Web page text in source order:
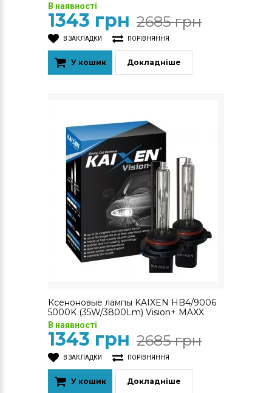
В наявності
1343 грн 2685 грн
В ЗАКЛАДКИ ПОРІВНЯННЯ
У кошик Докладніше
Ксеноновые лампы KAIXEN HB4/9006
5000K (35W/3800Lm) Vision+ MAXX
В наявності
1343 грн 2685 грн
В ЗАКЛАДКИ ПОРІВНЯННЯ
У кошик Докладніше